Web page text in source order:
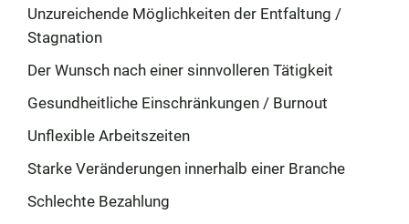
Unzureichende Möglichkeiten der Entfaltung /
Stagnation
Der Wunsch nach einer sinnvolleren Tätigkeit
Gesundheitliche Einschränkungen / Burnout
Unflexible Arbeitszeiten
Starke Veränderungen innerhalb einer Branche
Schlechte Bezahlung